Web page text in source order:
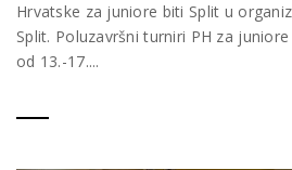
Hrvatske za juniore biti Split u
Split. Poluzavršni turniri PH za
od 13.-17....